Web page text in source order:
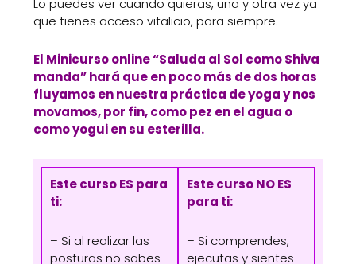
Lo puedes ver cuando quieras, una y otra vez ya
que tienes acceso vitalicio, para siempre.
El Minicurso online “Saluda al Sol como Shiva
manda” hará que en poco más de dos horas
fluyamos en nuestra práctica de yoga y nos
movamos, por fin, como pez en el agua o
como yogui en su esterilla.
Este curso ES para
ti:
– Si al realizar las
posturas no sabes
Este curso NO ES
para ti:
– Si comprendes,
ejecutas y sientes